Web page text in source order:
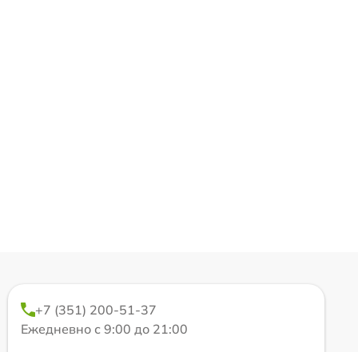
+7 (351) 200-51-37
Ежедневно с 9:00 до 21:00